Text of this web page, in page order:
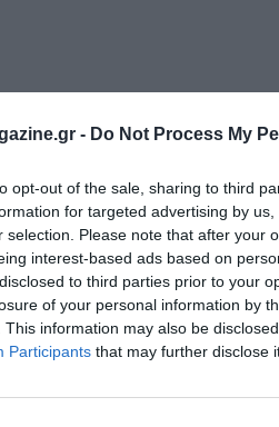
- Do Not Process My
opt-out of the sale, sharing to third
for targeted advertising by
selection. Please note that after your
interest-based ads based on
to third parties prior to your
of your personal information by
This information may also be
Participants that may further disclose
τουλάχιστον μία ώρα
το 18ο έτος της
θα υπάρχει στην
και στη σελίδα του